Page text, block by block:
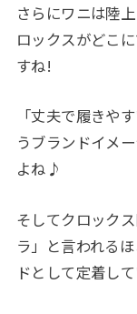
さらにワニは陸
ロックスがどこ
すね!
「丈夫で履きや
うブランドイメ
よね♪
そしてクロック
ラ」と言われる
ドとして定着して